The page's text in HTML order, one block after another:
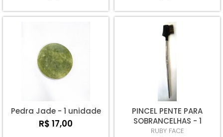
Pedra Jade - 1 unidade
R$ 17,00
PINCEL PENTE PARA
SOBRANCELHAS - 1
UNIDADE
RUBY FACE